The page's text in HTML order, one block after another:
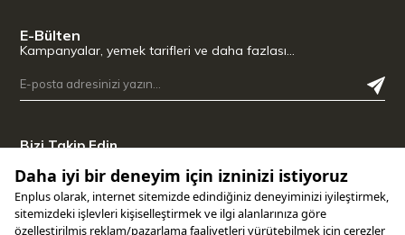
E-Bülten
Kampanyalar, yemek tarifleri ve daha fazlası…
Bizi Takip Edin